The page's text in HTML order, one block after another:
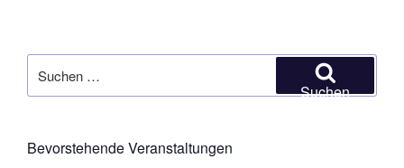
nach:
Suchen
Bevorstehende Veranstaltungen